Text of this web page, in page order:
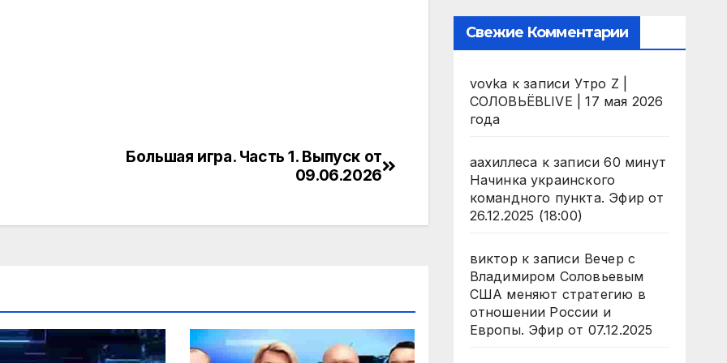
Большая игра. Часть 1. Выпуск от
09.06.2026
Свежие Комментарии
vovka к записи Утро Z |
СОЛОВЬЁВLIVE | 17 мая 2026
года
аахиллеса к записи60 минут
Начинка украинского
командного пункта. Эфир от
26.12.2025 (18:00)
виктор к записи Вечер с
Владимиром Соловьевым
США меняют стратегию в
отношении России и
Европы. Эфир от 07.12.2025